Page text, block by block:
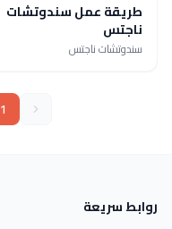
طريقة عمل سندوتشات
ناجتس
سندوتشات ناجتس
1
روابط سريعة